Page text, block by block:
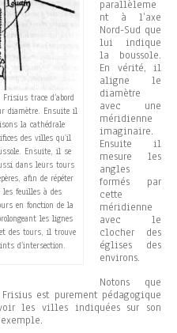
trace d’abord
diamètre. Ensuite il
la cathédrale
des villes qu’il
Ensuite, il se
dans leurs tours
afin de répéter
feuilles à des
en fonction de la
les lignes
des tours, il trouve
d’intersection.
parallèleme
nt à l’axe
Nord-Sud que
lui indique
la boussole.
En vérité, il
aligne le
diamètre
avec une
méridienne
imaginaire.
Ensuite il
mesure les
angles
formés par
cette
méridienne
avec le
clocher des
églises des
environs.
Notons que
est purement pédagogique
les villes indiquées sur son